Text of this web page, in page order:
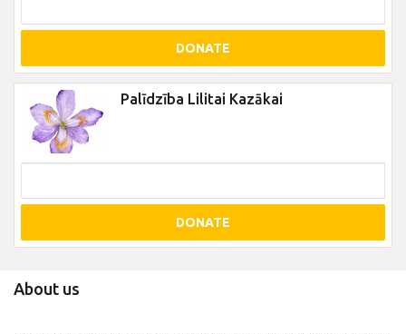
DONATE
Palīdzība Lilitai Kazākai
DONATE
About us